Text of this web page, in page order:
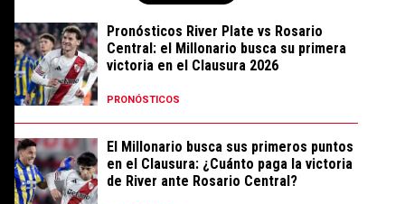
Pronósticos River Plate vs Rosario
Central: el Millonario busca su primera
victoria en el Clausura 2026
PRONÓSTICOS
El Millonario busca sus primeros puntos
en el Clausura: ¿Cuánto paga la victoria
de River ante Rosario Central?